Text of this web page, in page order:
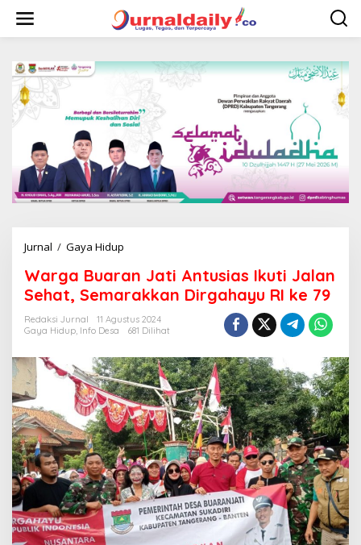
w
Jurnal / Gaya Hidup
r
g
a
B
u
r
a
n
J
a
t
i
A
n
t
u
s
i
Warga Buaran Jati Antusias Ikuti Jalan
Sehat, Semarakkan Dirgahayu RI ke 79
Redaksi Jurnal
11 Agustus 2024
Gaya Hidup Info Desa 681 Dilihat